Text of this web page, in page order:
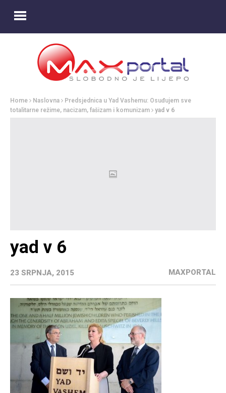
Home Naslovna
Predsjednica u Yad Vashemu: Osuđujem sve
totalitarne režime, nacizam, fašizam i komunizam
yad v 6
yad v 6
23 SRPNJA, 2015 MAXPORTAL